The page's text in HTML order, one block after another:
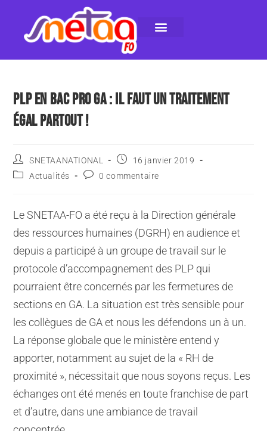
PLP EN BAC PRO GA : IL FAUT UN TRAITEMENT
ÉGAL PARTOUT !
SNETAANATIONAL
16 janvier 2019
Actualités
0 commentaire
Le SNETAA-FO a été reçu à la Direction générale
des ressources humaines (DGRH) en audience et
depuis a participé à un groupe de travail sur le
protocole d’accompagnement des PLP qui
pourraient être concernés par les fermetures de
sections en GA. La situation est très sensible pour
les collègues de GA et nous les défendons un à un.
La réponse globale que le ministère entend y
apporter, notamment au sujet de la « RH de
proximité », nécessitait que nous soyons reçus. Les
échanges ont été menés en toute franchise de part
et d’autre, dans une ambiance de travail